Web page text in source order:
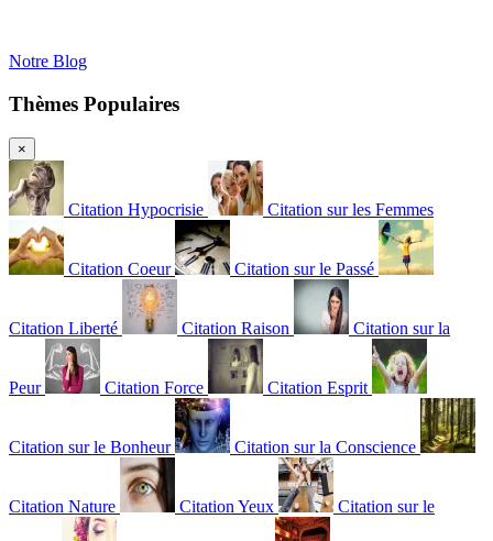
Notre Blog
Thèmes Populaires
×
Citation Hypocrisie Citation sur les Femmes
Citation Coeur Citation sur le Passé
Citation Liberté Citation Raison Citation sur la
Peur Citation Force Citation Esprit
Citation sur le Bonheur Citation sur la Conscience
Citation Nature Citation Yeux Citation sur le